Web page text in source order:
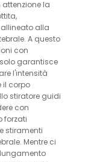
la
alla
A questo
con
garantisce
l'intensità
il corpo
stiratore guidi
con
forzati
stiramenti
Mentre ci